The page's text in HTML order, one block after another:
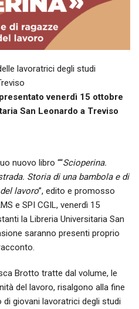
lavoratrici degli studi
venerdì 15 ottobre
San Leonardo a Treviso
nuovo libro ““Scioperina.
Storia di una bambola e di
lavoro”, edito e promosso
e SPI CGIL, venerdì 15
la Libreria Universitaria San
saranno presenti proprio
Brotto tratte dal volume, le
del lavoro, risalgono alla fine
di giovani lavoratrici degli studi